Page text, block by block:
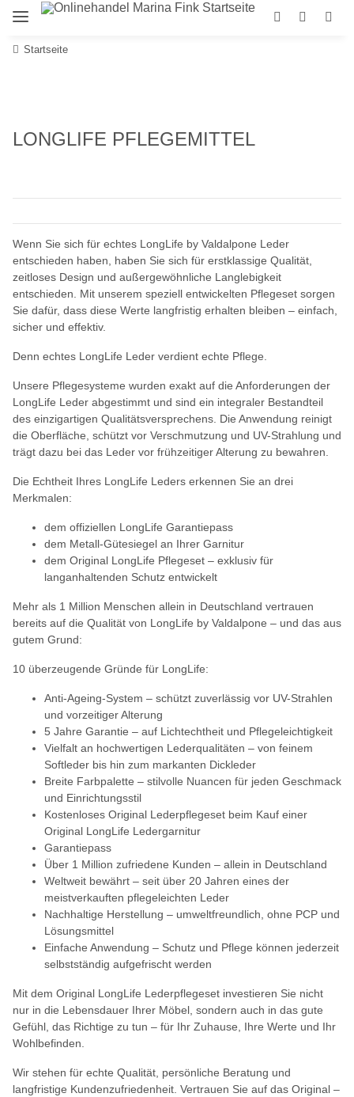
Startseite
LONGLIFE PFLEGEMITTEL
Wenn Sie sich für echtes LongLife by Valdalpone Leder
entschieden haben, haben Sie sich für erstklassige Qualität,
zeitloses Design und außergewöhnliche Langlebigkeit
entschieden. Mit unserem speziell entwickelten Pflegeset sorgen
Sie dafür, dass diese Werte langfristig erhalten bleiben – einfach,
sicher und effektiv.
Denn echtes LongLife Leder verdient echte Pflege.
Unsere Pflegesysteme wurden exakt auf die Anforderungen der
LongLife Leder abgestimmt und sind ein integraler Bestandteil
des einzigartigen Qualitätsversprechens. Die Anwendung reinigt
die Oberfläche, schützt vor Verschmutzung und UV-Strahlung und
trägt dazu bei das Leder vor frühzeitiger Alterung zu bewahren.
Die Echtheit Ihres LongLife Leders erkennen Sie an drei
Merkmalen:
dem offiziellen LongLife Garantiepass
dem Metall-Gütesiegel an Ihrer Garnitur
dem Original LongLife Pflegeset – exklusiv für
langanhaltenden Schutz entwickelt
Mehr als 1 Million Menschen allein in Deutschland vertrauen
bereits auf die Qualität von LongLife by Valdalpone – und das aus
gutem Grund:
10 überzeugende Gründe für LongLife:
Anti-Ageing-System – schützt zuverlässig vor UV-Strahlen
und vorzeitiger Alterung
5 Jahre Garantie – auf Lichtechtheit und Pflegeleichtigkeit
Vielfalt an hochwertigen Lederqualitäten – von feinem
Softleder bis hin zum markanten Dickleder
Breite Farbpalette – stilvolle Nuancen für jeden Geschmack
und Einrichtungsstil
Kostenloses Original Lederpflegeset beim Kauf einer
Original LongLife Ledergarnitur
Garantiepass
Über 1 Million zufriedene Kunden – allein in Deutschland
Weltweit bewährt – seit über 20 Jahren eines der
meistverkauften pflegeleichten Leder
Nachhaltige Herstellung – umweltfreundlich, ohne PCP und
Lösungsmittel
Einfache Anwendung – Schutz und Pflege können jederzeit
selbstständig aufgefrischt werden
Mit dem Original LongLife Lederpflegeset investieren Sie nicht
nur in die Lebensdauer Ihrer Möbel, sondern auch in das gute
Gefühl, das Richtige zu tun – für Ihr Zuhause, Ihre Werte und Ihr
Wohlbefinden.
Wir stehen für echte Qualität, persönliche Beratung und
langfristige Kundenzufriedenheit. Vertrauen Sie auf das Original –